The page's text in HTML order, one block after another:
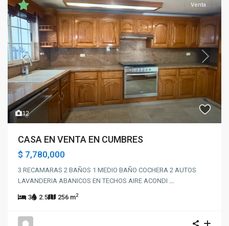
12
Previous Next
Venta
CASA EN VENTA EN CUMBRES
$ 7,780,000
3 RECAMARAS 2 BAÑOS 1 MEDIO BAÑO COCHERA 2 AUTOS
LAVANDERIA ABANICOS EN TECHOS AIRE ACONDI
3 2.5 256 m2